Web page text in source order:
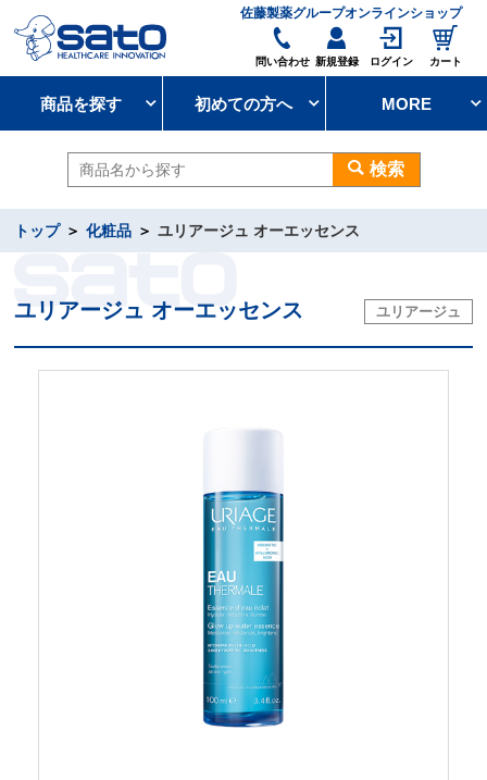
佐藤製薬グループオンラインショップ
問い合わせ 新規登録 ログイン カート
商品を探す 初めての方へ MORE
検索
トップ 化粧品 ユリアージュ オーエッセンス
ユリアージュ オーエッセンス ユリアージュ